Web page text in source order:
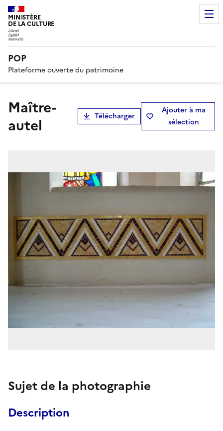
MINISTÈRE
DE LA CULTURE
POP
Plateforme ouverte du patrimoine
maître-
autel
Télécharger
Ajouter à ma
sélection
Sujet de la photographie
Description